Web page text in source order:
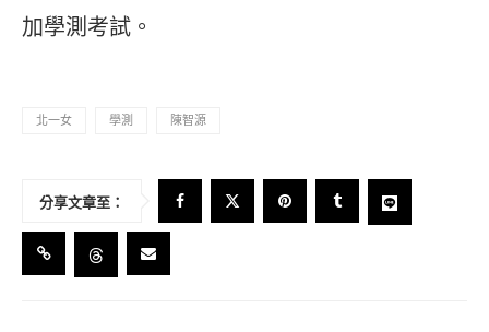
加學測考試。
北一女 學測 陳智源
分享文章至：